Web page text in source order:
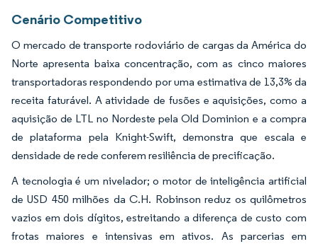
Cenário Competitivo
O mercado de transporte rodoviário de cargas da América do
Norte apresenta baixa concentração, com as cinco maiores
transportadoras respondendo por uma estimativa de 13,3% da
receita faturável. A atividade de fusões e aquisições, como a
aquisição de LTL no Nordeste pela Old Dominion e a compra
de plataforma pela Knight-Swift, demonstra que escala e
densidade de rede conferem resiliência de precificação.
A tecnologia é um nivelador; o motor de inteligência artificial
de USD 450 milhões da C.H. Robinson reduz os quilômetros
vazios em dois dígitos, estreitando a diferença de custo com
frotas maiores e intensivas em ativos. As parcerias em